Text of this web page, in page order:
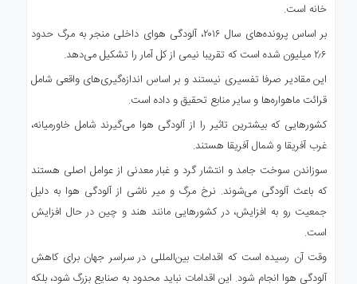
خانه است.
بر اساس پرونده‌های سال ۲۰۱۶، آلودگی هوای داخلی منجر به مرگ حدود
۲٫۶ میلیون شده است که تقریبا نیمی از کل آمار را تشکیل می‌دهد.
این مقادیر صرفا تفسیری نیستند و بر اساس اندازه‌گیری‌های واقعی شامل
قرائت ماهواره‌ها و سایر منابع تحقیق و داده است.
کشورهایی که بیشترین تاثیر را از آلودگی هوا می‌گیرند شامل خاورمیانه،
غرب آفریقا و شمال آفریقا هستند.
سوزاندن سوخت جامد و انتشار گرد و غبار معدنی از عوامل اصلی هستند
که باعث آلودگی می‌شوند. نرخ مرگ و میر ناشی از آلودگی هوا به دلیل
جمعیت رو به افزایش، در کشورهایی مانند هند و چین در حال افزایش
است.
وقت آن رسیده است که اقدامات بین‌المللی در سراسر جهان برای کاهش
آلودگی هوا انجام شود. این اقدامات نباید محدود به صنایع بزرگ شود، بلکه